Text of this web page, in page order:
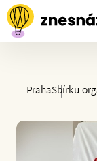
PrahaSbírku